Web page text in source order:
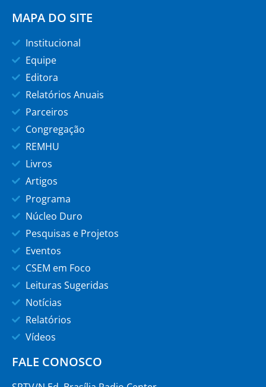
MAPA DO SITE
Institucional
Equipe
Editora
Relatórios Anuais
Parceiros
Congregação
REMHU
Livros
Artigos
Programa
Núcleo Duro
Pesquisas e Projetos
Eventos
CSEM em Foco
Leituras Sugeridas
Notícias
Relatórios
Vídeos
FALE CONOSCO